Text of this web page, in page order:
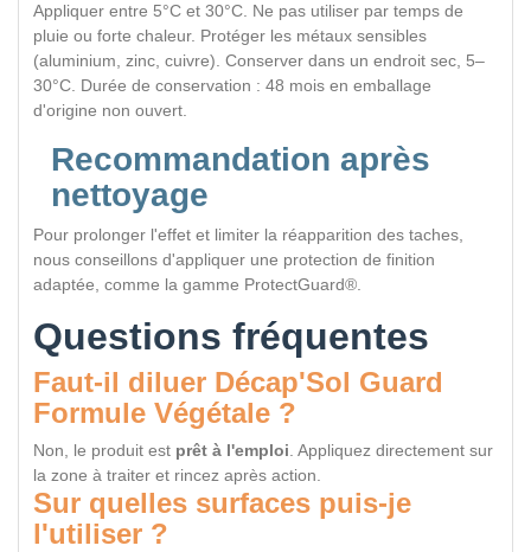
Appliquer entre 5°C et 30°C. Ne pas utiliser par temps de
pluie ou forte chaleur. Protéger les métaux sensibles
(aluminium, zinc, cuivre). Conserver dans un endroit sec, 5–
30°C. Durée de conservation : 48 mois en emballage
d'origine non ouvert.
Recommandation après
nettoyage
Pour prolonger l'effet et limiter la réapparition des taches,
nous conseillons d'appliquer une protection de finition
adaptée, comme la gamme ProtectGuard®.
Questions fréquentes
Faut-il diluer Décap'Sol Guard
Formule Végétale ?
Non, le produit est prêt à l'emploi. Appliquez directement sur
la zone à traiter et rincez après action.
Sur quelles surfaces puis-je
l'utiliser ?